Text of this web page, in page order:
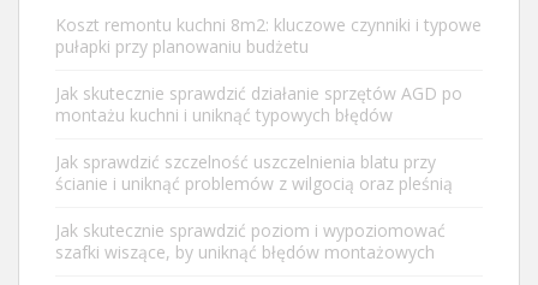
Koszt remontu kuchni 8m2: kluczowe czynniki i typowe
pułapki przy planowaniu budżetu
Jak skutecznie sprawdzić działanie sprzętów AGD po
montażu kuchni i uniknąć typowych błędów
Jak sprawdzić szczelność uszczelnienia blatu przy
ścianie i uniknąć problemów z wilgocią oraz pleśnią
Jak skutecznie sprawdzić poziom i wypoziomować
szafki wiszące, by uniknąć błędów montażowych